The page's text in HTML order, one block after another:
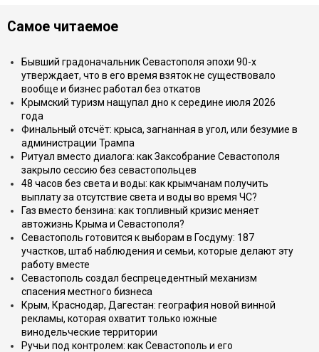
Самое читаемое
Бывший градоначальник Севастополя эпохи 90-х
утверждает, что в его время взяток не существовало
вообще и бизнес работал без откатов
Крымский туризм нащупал дно к середине июля 2026
года
Финальный отсчёт: крыса, загнанная в угол, или безумие в
администрации Трампа
Ритуал вместо диалога: как Заксобрание Севастополя
закрыло сессию без севастопольцев
48 часов без света и воды: как крымчанам получить
выплату за отсутствие света и воды во время ЧС?
Газ вместо бензина: как топливный кризис меняет
автожизнь Крыма и Севастополя?
Севастополь готовится к выборам в Госдуму: 187
участков, штаб наблюдения и семьи, которые делают эту
работу вместе
Севастополь создал беспрецедентный механизм
спасения местного бизнеса
Крым, Краснодар, Дагестан: география новой винной
рекламы, которая охватит только южные
винодельческие территории
Ручьи под контролем: как Севастополь и его